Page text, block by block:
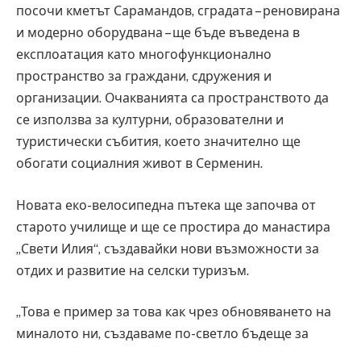
посочи кметът Сарамандов, сградата – реновирана
и модерно оборудвана – ще бъде въведена в
експлоатация като многофункционално
пространство за граждани, сдружения и
организации. Очакванията са пространството да
се използва за културни, образователни и
туристически събития, което значително ще
обогати социалния живот в Серменин.
Новата еко-велосипедна пътека ще започва от
старото училище и ще се простира до манастира
„Свети Илия“, създавайки нови възможности за
отдих и развитие на селски туризъм.
„Това е пример за това как чрез обновяването на
миналото ни, създаваме по-светло бъдеще за